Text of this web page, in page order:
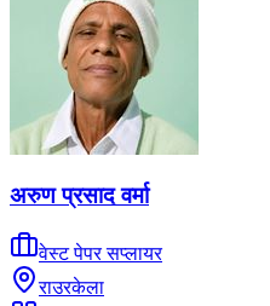
अरुण प्रसाद वर्मा
वेस्ट पेपर सप्लायर
राउरकेला